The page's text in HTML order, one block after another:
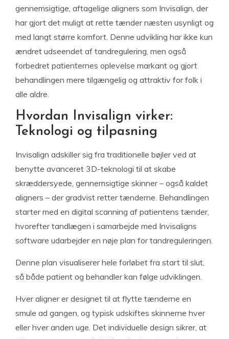
gennemsigtige, aftagelige aligners som Invisalign, der
har gjort det muligt at rette tænder næsten usynligt og
med langt større komfort. Denne udvikling har ikke kun
ændret udseendet af tandregulering, men også
forbedret patienternes oplevelse markant og gjort
behandlingen mere tilgængelig og attraktiv for folk i
alle aldre.
Hvordan Invisalign virker:
Teknologi og tilpasning
Invisalign adskiller sig fra traditionelle bøjler ved at
benytte avanceret 3D-teknologi til at skabe
skræddersyede, gennemsigtige skinner – også kaldet
aligners – der gradvist retter tænderne. Behandlingen
starter med en digital scanning af patientens tænder,
hvorefter tandlægen i samarbejde med Invisaligns
software udarbejder en nøje plan for tandreguleringen.
Denne plan visualiserer hele forløbet fra start til slut,
så både patient og behandler kan følge udviklingen.
Hver aligner er designet til at flytte tænderne en
smule ad gangen, og typisk udskiftes skinnerne hver
eller hver anden uge. Det individuelle design sikrer, at